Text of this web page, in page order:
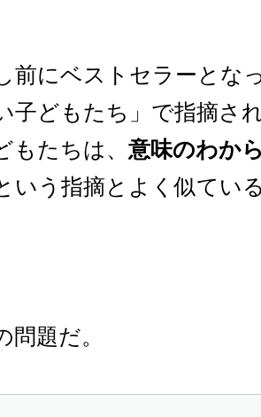
前にベストセラーとな
子どもたち」で指摘さ
もたちは、 意味のわか
いう指摘とよく似てい
題だ。